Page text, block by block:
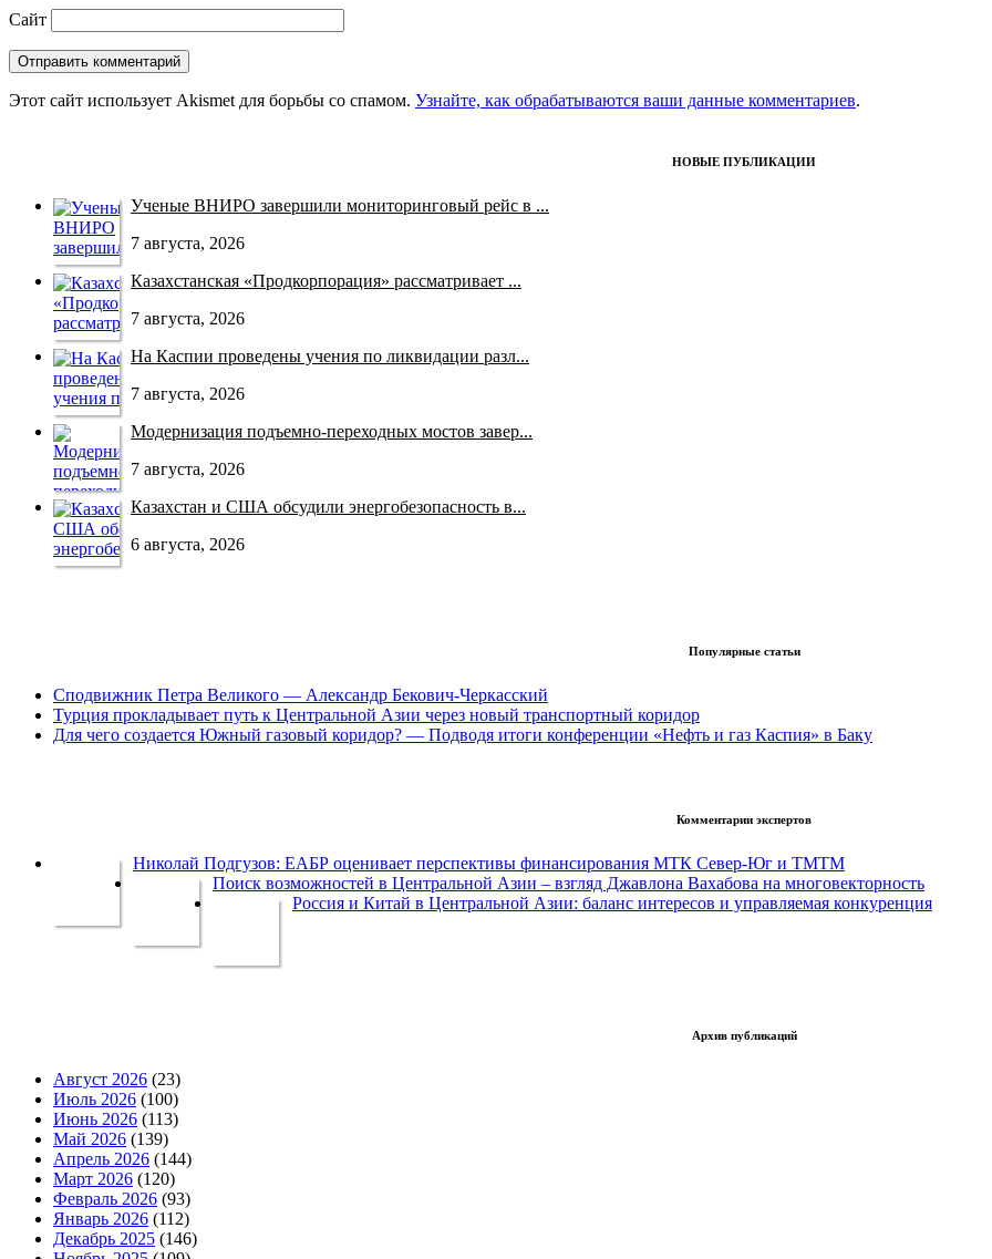
Сайт
Этот сайт использует Akismet для борьбы со спамом. Узнайте, как обрабатываются ваши данные комментариев.
НОВЫЕ ПУБЛИКАЦИИ
Ученые ВНИРО завершили мониторинговый рейс в ...
7 августа, 2026
Казахстанская «Продкорпорация» рассматривает ...
7 августа, 2026
На Каспии проведены учения по ликвидации разл...
7 августа, 2026
Модернизация подъемно-переходных мостов завер...
7 августа, 2026
Казахстан и США обсудили энергобезопасность в...
6 августа, 2026
Популярные статьи
Сподвижник Петра Великого — Александр Бекович-Черкасский
Турция прокладывает путь к Центральной Азии через новый транспортный коридор
Для чего создается Южный газовый коридор? — Подводя итоги конференции «Нефть и газ Каспия» в Баку
Комментарии экспертов
Николай Подгузов: ЕАБР оценивает перспективы финансирования МТК Север-Юг и ТМТМ
Поиск возможностей в Центральной Азии – взгляд Джавлона Вахабова на многовекторность
Россия и Китай в Центральной Азии: баланс интересов и управляемая конкуренция
Архив публикаций
Август 2026 (23)
Июль 2026 (100)
Июнь 2026 (113)
Май 2026 (139)
Апрель 2026 (144)
Март 2026 (120)
Февраль 2026 (93)
Январь 2026 (112)
Декабрь 2025 (146)